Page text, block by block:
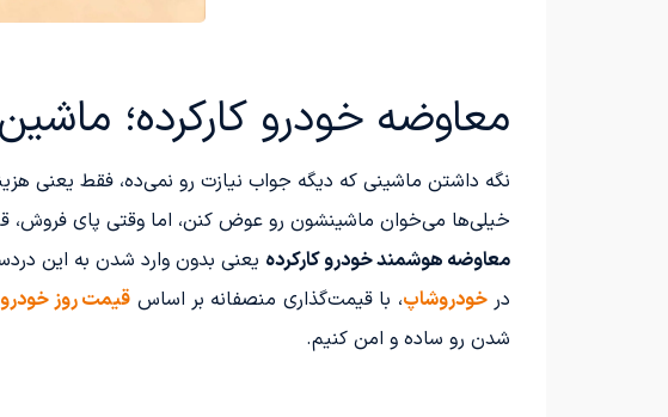
معاوضه خودرو کارکرده؛
نگه داشتن ماشینی که دیگه جواب نیازت رو نمی‌ده، فقط یعنی
خیلی‌ها می‌خوان ماشینشون رو عوض کنن، اما وقتی پای فروش،
معاوضه هوشمند خودرو کارکرده یعنی بدون وارد شدن به این
درخودروشاپ، با قیمت‌گذاری منصفانه بر اساس قیمت روز خودرو
شدن رو ساده و امن کنیم.